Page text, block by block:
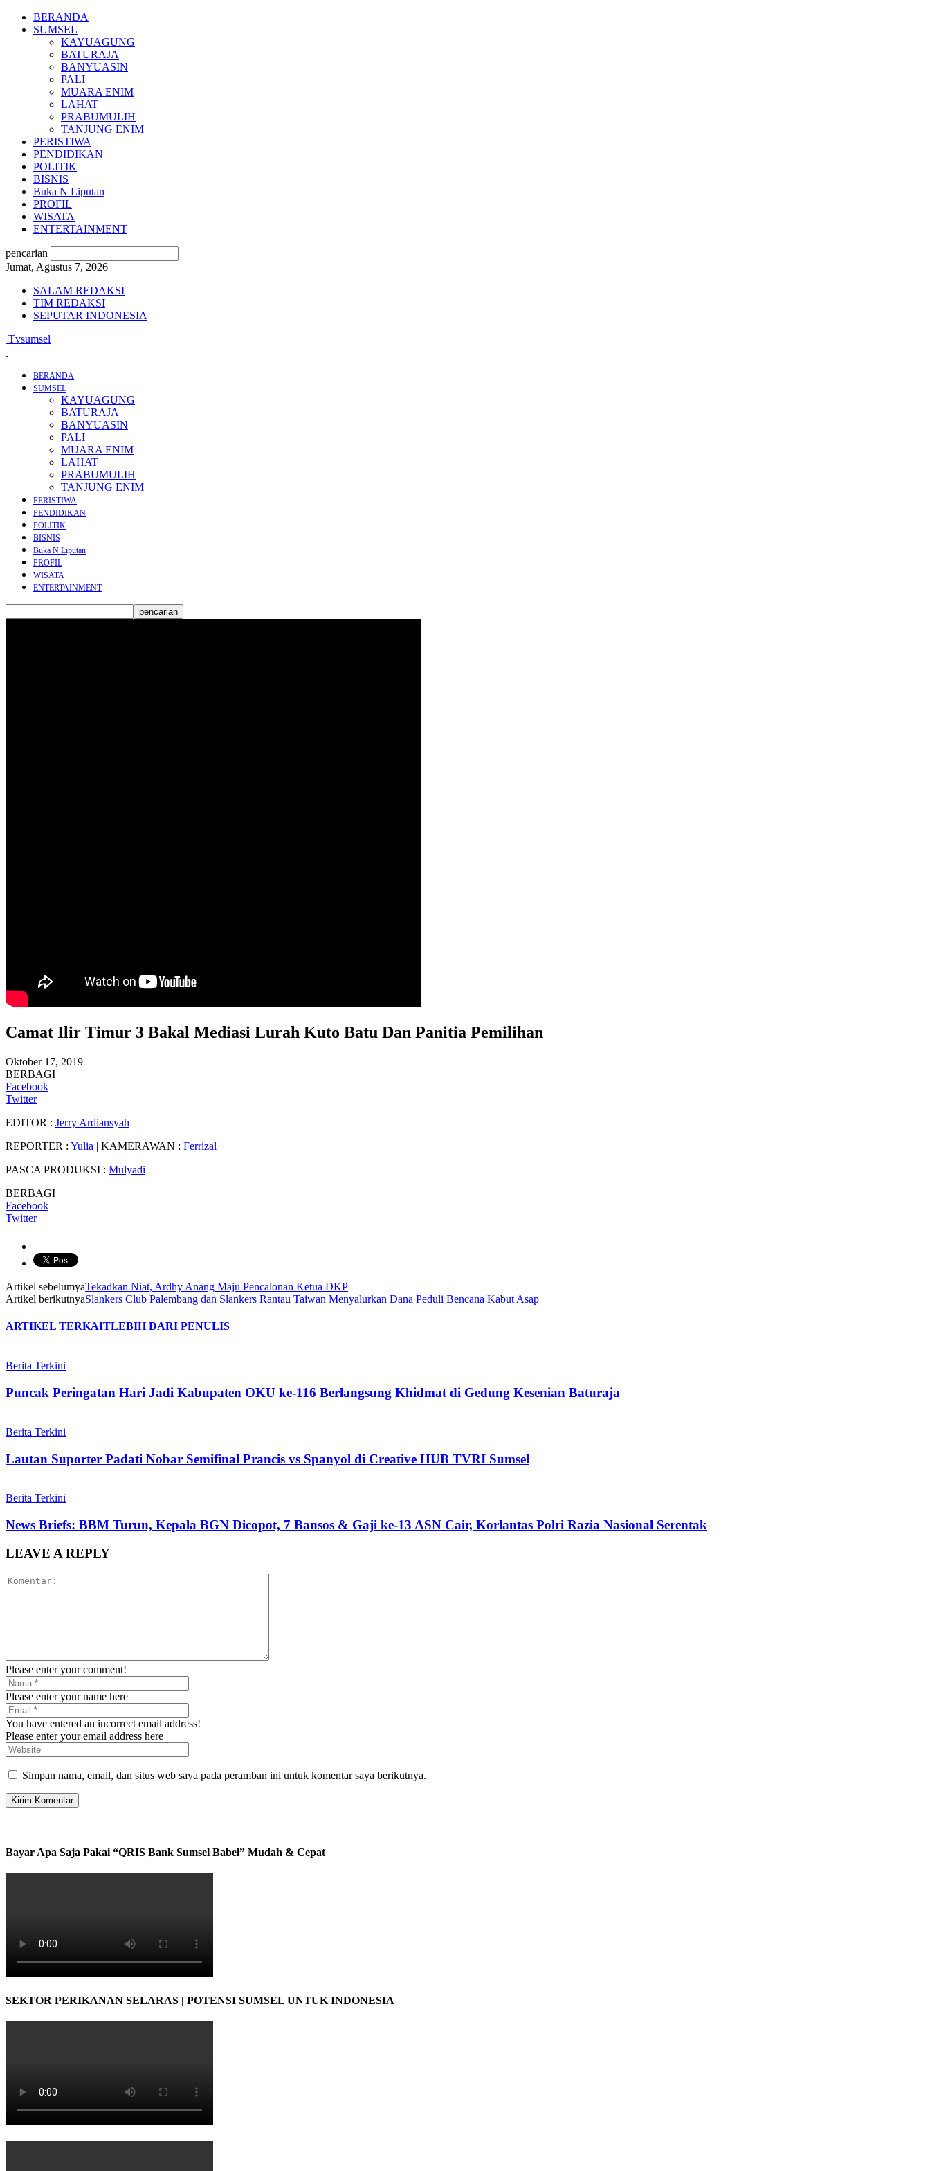
BERANDA
SUMSEL
KAYUAGUNG
BATURAJA
BANYUASIN
PALI
MUARA ENIM
LAHAT
PRABUMULIH
TANJUNG ENIM
PERISTIWA
PENDIDIKAN
POLITIK
BISNIS
Buka N Liputan
PROFIL
WISATA
ENTERTAINMENT
pencarian
Jumat, Agustus 7, 2026
SALAM REDAKSI
TIM REDAKSI
SEPUTAR INDONESIA
Tvsumsel
BERANDA
SUMSEL
KAYUAGUNG
BATURAJA
BANYUASIN
PALI
MUARA ENIM
LAHAT
PRABUMULIH
TANJUNG ENIM
PERISTIWA
PENDIDIKAN
POLITIK
BISNIS
Buka N Liputan
PROFIL
WISATA
ENTERTAINMENT
Camat Ilir Timur 3 Bakal Mediasi Lurah Kuto Batu Dan Panitia Pemilihan
Oktober 17, 2019
BERBAGI
Facebook
Twitter
EDITOR : Jerry Ardiansyah
REPORTER : Yulia | KAMERAWAN : Ferrizal
PASCA PRODUKSI : Mulyadi
BERBAGI
Facebook
Twitter
Artikel sebelumyaTekadkan Niat, Ardhy Anang Maju Pencalonan Ketua DKP
Artikel berikutnyaSlankers Club Palembang dan Slankers Rantau Taiwan Menyalurkan Dana Peduli Bencana Kabut Asap
ARTIKEL TERKAITLEBIH DARI PENULIS
Berita Terkini
Puncak Peringatan Hari Jadi Kabupaten OKU ke-116 Berlangsung Khidmat di Gedung Kesenian Baturaja
Berita Terkini
Lautan Suporter Padati Nobar Semifinal Prancis vs Spanyol di Creative HUB TVRI Sumsel
Berita Terkini
News Briefs: BBM Turun, Kepala BGN Dicopot, 7 Bansos & Gaji ke-13 ASN Cair, Korlantas Polri Razia Nasional Serentak
LEAVE A REPLY
Please enter your comment!
Please enter your name here
You have entered an incorrect email address!
Please enter your email address here
Simpan nama, email, dan situs web saya pada peramban ini untuk komentar saya berikutnya.
Bayar Apa Saja Pakai “QRIS Bank Sumsel Babel” Mudah & Cepat
SEKTOR PERIKANAN SELARAS | POTENSI SUMSEL UNTUK INDONESIA